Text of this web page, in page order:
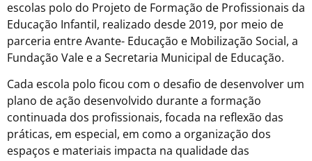
escolas polo do Projeto de Formação de Profissionais da
Educação Infantil, realizado desde 2019, por meio de
parceria entre Avante- Educação e Mobilização Social, a
Fundação Vale e a Secretaria Municipal de Educação.
Cada escola polo ficou com o desafio de desenvolver um
plano de ação desenvolvido durante a formação
continuada dos profissionais, focada na reflexão das
práticas, em especial, em como a organização dos
espaços e materiais impacta na qualidade das